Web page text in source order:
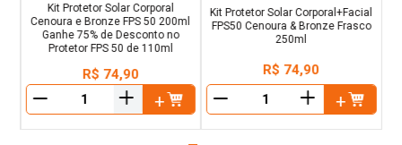
Kit Protetor Solar Corporal
Cenoura e Bronze FPS 50 200ml
Ganhe 75% de Desconto no
Protetor FPS 50 de 110ml
R$ 74,90
＋
Kit Protetor Solar Corporal+Facial
FPS50 Cenoura & Bronze Frasco
250ml
R$ 74,90
＋